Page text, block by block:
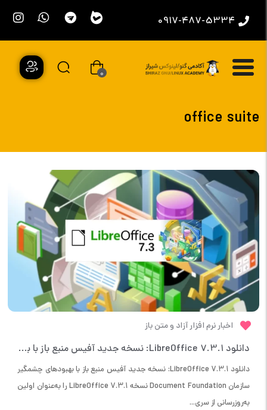
0917-487-5334
0
office suite
اخبار نرم افزار آزاد و متن باز
دانلود LibreOffice 7.3.1: نسخه جدید آفیس منبع باز با بهبودهای چشمگیر
دانلود LibreOffice 7.3.1: نسخه جدید آفیس منبع باز با بهبودهای چشمگیر
سازمان Document Foundation نسخه LibreOffice 7.3.1 را به‌عنوان اولین
به‌روزرسانی از سری...